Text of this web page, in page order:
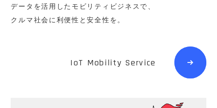
データを活用したモビリティビジネスで、
クルマ社会に利便性と安全性を。
IoT Mobility Service